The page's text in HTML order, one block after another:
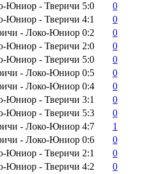
Юниор - Тверичи 5:0
0
Юниор - Тверичи 4:1
0
- Локо-Юниор 0:2
0
Юниор - Тверичи 2:0
0
Юниор - Тверичи 5:0
0
- Локо-Юниор 0:5
0
- Локо-Юниор 0:4
0
Юниор - Тверичи 3:1
0
Юниор - Тверичи 5:3
0
- Локо-Юниор 4:7
1
- Локо-Юниор 0:6
0
Юниор - Тверичи 2:1
0
Юниор - Тверичи 4:2
0